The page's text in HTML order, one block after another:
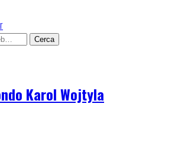
Karol Wojtyla